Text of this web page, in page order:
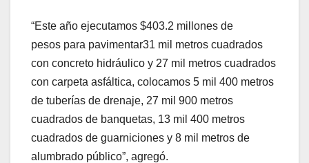
“Este año ejecutamos $403.2 millones de
pesos para pavimentar31 mil metros cuadrados
con concreto hidráulico y 27 mil metros cuadrados
con carpeta asfáltica, colocamos 5 mil 400 metros
de tuberías de drenaje, 27 mil 900 metros
cuadrados de banquetas, 13 mil 400 metros
cuadrados de guarniciones y 8 mil metros de
alumbrado público”, agregó.